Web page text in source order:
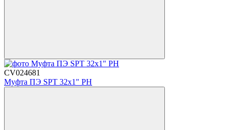
CV024681
Муфта ПЭ SPT 32х1" РН